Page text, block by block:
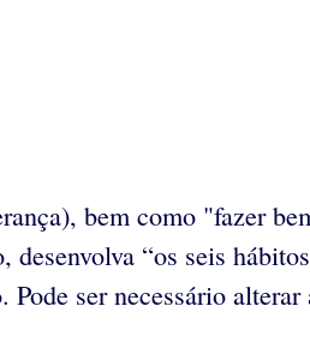
bem como "fazer
“os seis
ser necessário